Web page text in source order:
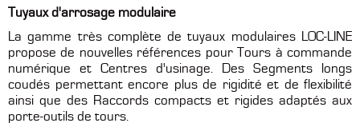
Tuyaux d'arrosage modulaire
La gamme très complète de tuyaux modulaires LOC-LINE
propose de nouvelles références pour Tours à commande
numérique et Centres d'usinage. Des Segments longs
coudés permettant encore plus de rigidité et de flexibilité
ainsi que des Raccords compacts et rigides adaptés aux
porte-outils de tours.